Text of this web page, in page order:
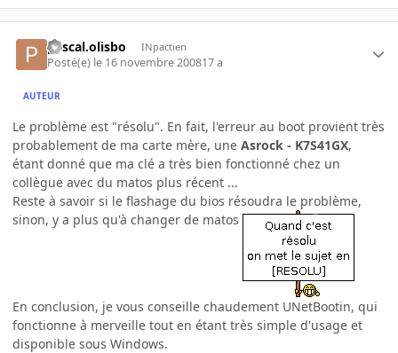
pascal.olisbo INpactien
Posté(e) le 16 novembre 200817 a
AUTEUR
Le problème est "résolu". En fait, l'erreur au boot provient très
probablement de ma carte mère, une Asrock - K7S41GX,
étant donné que ma clé a très bien fonctionné chez un
collègue avec du matos plus récent ...
Reste à savoir si le flashage du bios résoudra le problème,
sinon, y a plus qu'à changer de matos
En conclusion, je vous conseille chaudement UNetBootin, qui
fonctionne à merveille tout en étant très simple d'usage et
disponible sous Windows.